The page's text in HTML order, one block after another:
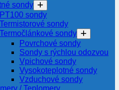
sondy
PT100 sondy
Termistorové sondy
Termočlánkové sondy
Povrchové sondy
Sondy s rýchlou odozvou
Vpichové sondy
Vysokoteplotné sondy
Vzduchové sondy
/ Teplomery